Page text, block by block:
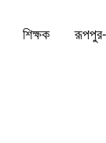
শিক্ষক রূপপুর-